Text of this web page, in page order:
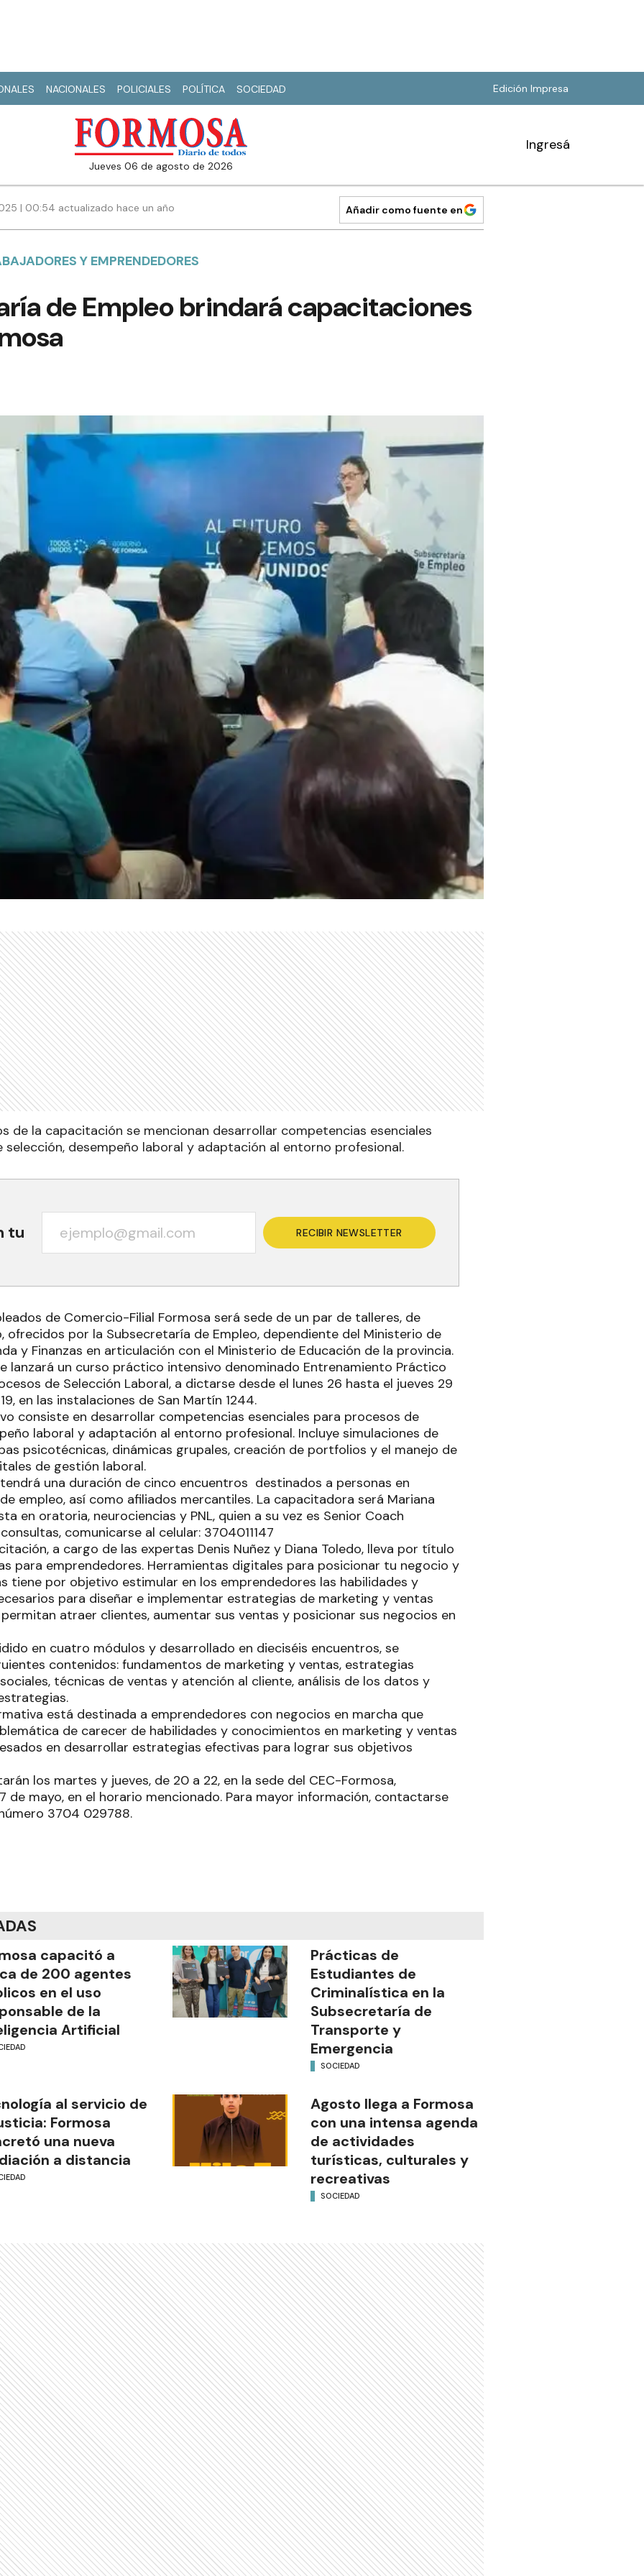
NACIONALES POLICIALES POLÍTICA SOCIEDAD Edición Impresa
jueves 06 de agosto de 2026
Ingresá
| 00:54 actualizado hace un año Añadir como fuente en
Y EMPRENDEDORES
de Empleo brindará capacitaciones
de la capacitación se mencionan desarrollar competencias esenciales
selección, desempeño laboral y adaptación al entorno profesional.
tu RECIBIR NEWSLETTER
de Comercio-Filial Formosa será sede de un par de talleres, de
por la Subsecretaría de Empleo, dependiente del Ministerio de
y Finanzas en articulación con el Ministerio de Educación de la provincia.
lanzará un curso práctico intensivo denominado Entrenamiento Práctico
de Selección Laboral, a dictarse desde el lunes 26 hasta el jueves 29
en las instalaciones de San Martín 1244.
consiste en desarrollar competencias esenciales para procesos de
laboral y adaptación al entorno profesional. Incluye simulaciones de
psicotécnicas, dinámicas grupales, creación de portfolios y el manejo de
de gestión laboral.
una duración de cinco encuentros destinados a personas en
empleo, así como afiliados mercantiles. La capacitadora será Mariana
en oratoria, neurociencias y PNL, quien a su vez es Senior Coach
comunicarse al celular: 3704011147
a cargo de las expertas Denis Nuñez y Diana Toledo, lleva por título
para emprendedores. Herramientas digitales para posicionar tu negocio y
tiene por objetivo estimular en los emprendedores las habilidades y
para diseñar e implementar estrategias de marketing y ventas
atraer clientes, aumentar sus ventas y posicionar sus negocios en
en cuatro módulos y desarrollado en dieciséis encuentros, se
contenidos: fundamentos de marketing y ventas, estrategias
técnicas de ventas y atención al cliente, análisis de los datos y
está destinada a emprendedores con negocios en marcha que
de carecer de habilidades y conocimientos en marketing y ventas
en desarrollar estrategias efectivas para lograr sus objetivos
los martes y jueves, de 20 a 22, en la sede del CEC-Formosa,
de mayo, en el horario mencionado. Para mayor información, contactarse
3704 029788.
capacitó a
de 200 agentes
en el uso
de la
Artificial
Prácticas de
Estudiantes de
Criminalística en la
Subsecretaría de
Transporte y
Emergencia
SOCIEDAD
al servicio de
Formosa
una nueva
a distancia
Agosto llega a Formosa
con una intensa agenda
de actividades
turísticas, culturales y
recreativas
SOCIEDAD